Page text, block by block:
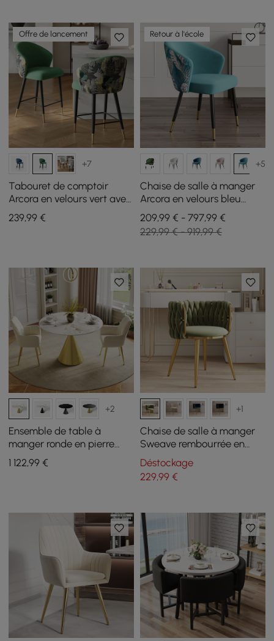
Offre de lancement
+7
Tabouret de comptoir
Arcora en velours vert avec
rembourrage, 1 pièce
239,99 €
Retour à l'école
+5
Chaise de salle à manger
Arcora en velours bleu
verdâtre avec revêtement,
4 pièces
209,99 € - 797,99 €
229,99 € - 919,99 €
+2
Ensemble de table à
manger ronde en pierre
frittée de 1000 mm avec
base en or brossé pour 2
1 122,99 €
+1
Chaise de salle à manger
Sweave rembourrée en
velours vert olive à l'unité
Déstockage
229,99€